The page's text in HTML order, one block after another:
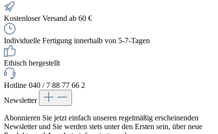
Kostenloser Versand ab 60 €
Individuelle Fertigung innerhalb von 5-7-Tagen
Ethisch hergestellt
Hotline 040 / 7 88 77 66 2
Newsletter
Abonnieren Sie jetzt einfach unseren regelmäßig erscheinenden
Newsletter und Sie werden stets unter den Ersten sein, über neue